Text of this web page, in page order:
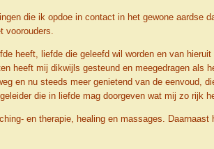
die ik opdoe in contact in het gewone
heeft, liefde die geleefd wil worden en van
heeft mij dikwijls gesteund en meegedragen
en nu steeds meer genietend van de eenvoud,
die in liefde mag doorgeven wat mij zo rijk
en therapie, healing en massages.